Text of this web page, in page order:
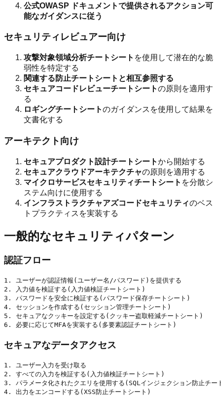
公式OWASP ドキュメントで提供されるアクション可
能なガイダンスに従う
セキュリティレビュアー向け
攻撃対象領域分析チートシート を使用して潜在的な脆
弱性を特定する
関連する防止チートシートと相互参照する
セキュアコードレビューチートシートの原則を適用す
る
ロギングチートシートのガイダンスを使用して結果を
文書化する
アーキテクト向け
セキュアプロダクト設計チートシートから開始する
セキュアクラウドアーキテクチャの原則を適用する
マイクロサービスセキュリティチートシート を分散シ
ステム向けに使用する
インフラストラクチャアズコードセキュリティのベス
トプラクティスを実装する
一般的なセキュリティパターン
認証フロー
1. ユーザーが認証情報(ユーザー名/パスワード)を提供する
2. 入力値を検証する(入力値検証チートシート)
3. パスワードを安全に検証する(パスワード保存チートシート)
4. セッションを作成する(セッション管理チートシート)
5. セキュアなクッキーを設定する(クッキー盗取軽減チートシート)
セキュアなデータアクセス
1. ユーザー入力を受け取る
2. すべての入力を検証する(入力値検証チートシート)
3. パラメータ化されたクエリを使用する(SQLインジェクション防止チー
4. 出力をエンコードする(XSS防止チートシート)